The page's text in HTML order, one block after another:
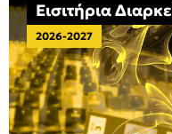
Εισιτήρια
2026-2027